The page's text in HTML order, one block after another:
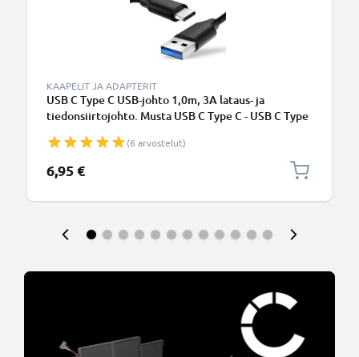
KAAPELIT JA ADAPTERIT
USB C Type C USB-johto 1,0m, 3A lataus- ja
tiedonsiirtojohto. Musta USB C Type C - USB C Type
(6 arvostelut)
6,95 €